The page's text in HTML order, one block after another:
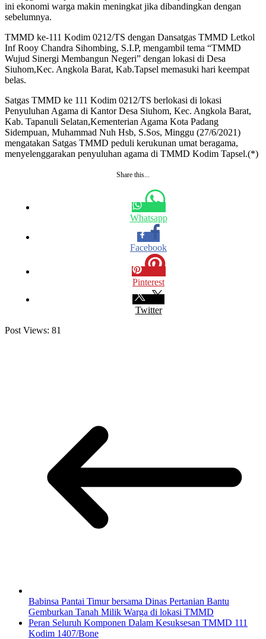
ini ekonomi warga makin meningkat jika dibandingkan dengan
sebelumnya.
TMMD ke-111 Kodim 0212/TS dengan Dansatgas TMMD Letkol
Inf Rooy Chandra Sihombing, S.I.P, mengambil tema “TMMD
Wujud Sinergi Membangun Negeri” dengan lokasi di Desa
Siuhom,Kec. Angkola Barat, Kab.Tapsel memasuki hari keempat
belas.
Satgas TMMD ke 111 Kodim 0212/TS berlokasi di lokasi
Penyuluhan Agama di Kantor Desa Siuhom, Kec. Angkola Barat,
Kab. Tapanuli Selatan,Kementerian Agama Kota Padang
Sidempuan, Muhammad Nuh Hsb, S.Sos, Minggu (27/6/2021)
mengatakan Satgas TMMD peduli kerukunan umat beragama,
menyelenggarakan penyuluhan agama di TMMD Kodim Tapsel.(*)
Share this...
Whatsapp
Facebook
Pinterest
Twitter
Post Views: 81
Babinsa Pantai Timur bersama Dinas Pertanian Bantu
Gemburkan Tanah Milik Warga di lokasi TMMD
Peran Seluruh Komponen Dalam Kesuksesan TMMD 111
Kodim 1407/Bone